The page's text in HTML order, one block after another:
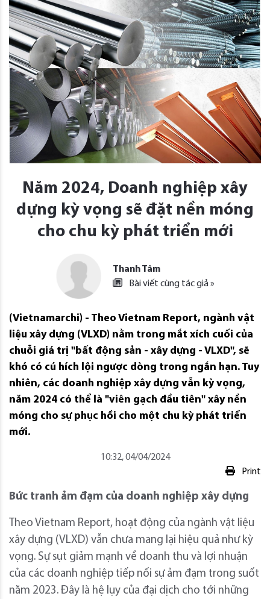
Năm 2024, Doanh nghiệp xây
dựng kỳ vọng sẽ đặt nền móng
cho chu kỳ phát triển mới
Thanh Tâm
Bài viết cùng tác giả »
(Vietnamarchi) - Theo Vietnam Report, ngành vật
liệu xây dựng (VLXD) nằm trong mắt xích cuối của
chuỗi giá trị "bất động sản - xây dựng - VLXD", sẽ
khó có cú hích lội ngược dòng trong ngắn hạn. Tuy
nhiên, các doanh nghiệp xây dựng vẫn kỳ vọng,
năm 2024 có thể là "viên gạch đầu tiên" xây nền
móng cho sự phục hồi cho một chu kỳ phát triển
mới.
10:32, 04/04/2024
Print
Bức tranh ảm đạm của doanh nghiệp xây dựng
Theo Vietnam Report, hoạt động của ngành vật liệu
xây dựng (VLXD) vẫn chưa mang lại hiệu quả như kỳ
vọng. Sự sụt giảm mạnh về doanh thu và lợi nhuận
của các doanh nghiệp tiếp nối sự ảm đạm trong suốt
năm 2023. Đây là hệ lụy của đại dịch cho tới những